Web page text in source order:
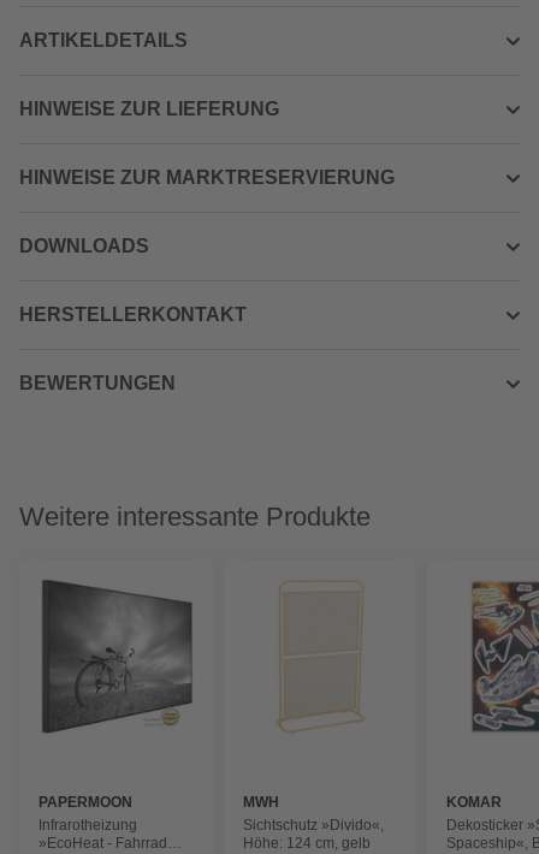
ARTIKELDETAILS
HINWEISE ZUR LIEFERUNG
HINWEISE ZUR MARKTRESERVIERUNG
DOWNLOADS
HERSTELLERKONTAKT
BEWERTUNGEN
Weitere interessante Produkte
PAPERMOON
Infrarotheizung
»EcoHeat - Fahrrad
MWH
Sichtschutz »Divido«,
Höhe: 124 cm, gelb
KOMAR
Dekosticker
Spaceship«,